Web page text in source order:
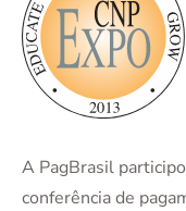
A PagBrasil
conferência de